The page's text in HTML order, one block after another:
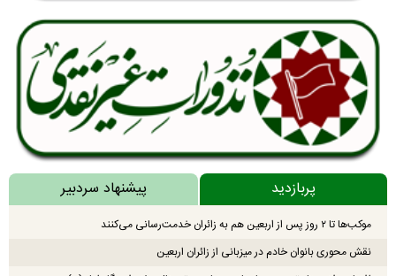
پربازدید پیشنهاد سردبیر
موکب‌ها تا ۲ روز پس از اربعین هم به زائران خدمت‌رسانی می‌کنند
نقش محوری بانوان خادم در میزبانی از زائران اربعین